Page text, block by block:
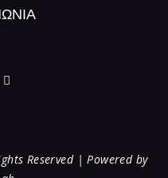
Reserved | Powered by